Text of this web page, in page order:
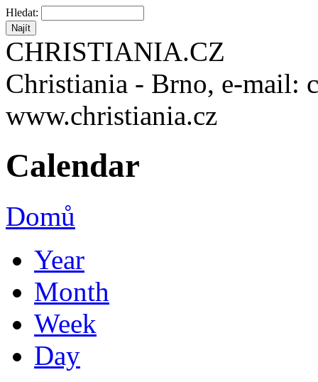
Hledat:
CHRISTIANIA.CZ
Christiania - Brno, e-mail:
www.christiania.cz
Calendar
Domů
Year
Month
Week
Day